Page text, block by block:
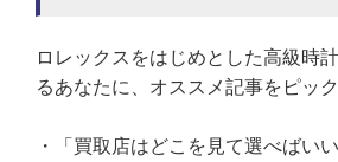
ロレックスをはじめとした高級時
るあなたに、オススメ記事をピッ
・「買取店はどこを見て選べばい